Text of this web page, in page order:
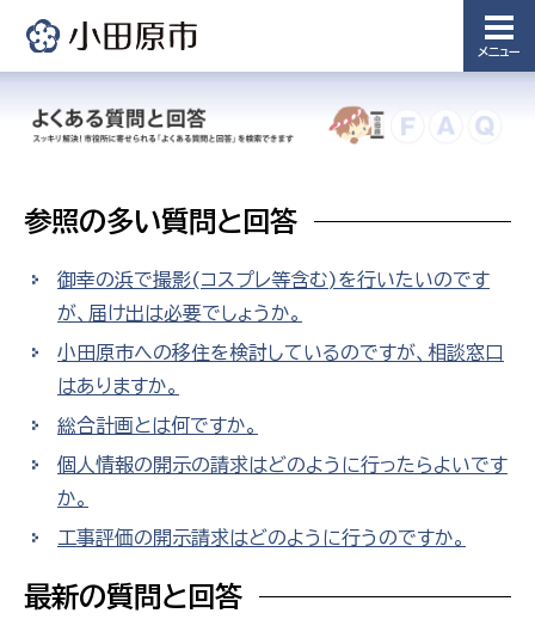
メニュー
参照の多い質問と回答
御幸の浜で撮影(コスプレ等含む)を行いたいのです
が、届け出は必要でしょうか。
小田原市への移住を検討しているのですが、相談窓口
はありますか。
総合計画とは何ですか。
個人情報の開示の請求はどのように行ったらよいです
か。
工事評価の開示請求はどのように行うのですか。
最新の質問と回答